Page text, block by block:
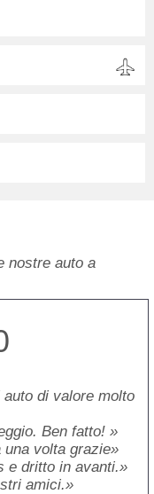
nostre auto a
di valore molto
Ben fatto!
volta grazie
e dritto in avanti.
amici.